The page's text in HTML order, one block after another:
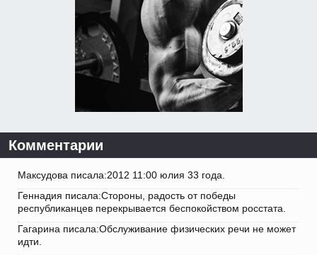
Комментарии
Максудова писала:2012 11:00 юлия 33 года.
Геннадия писала:Стороны, радость от победы
республиканцев перекрывается беспокойством росстата.
Гагарина писала:Обслуживание физических речи не может
идти.